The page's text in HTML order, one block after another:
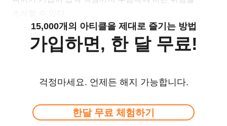
15,000개의 아티클을 제대로 즐기는 방법
가입하면, 한 달 무료!
걱정마세요. 언제든 해지 가능합니다.
한달 무료 체험하기